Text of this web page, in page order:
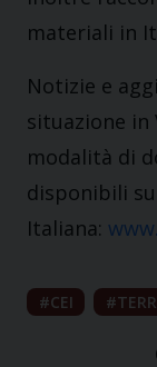
materiali in
Notizie e
situazione in
modalità di
disponibili
Italiana:
CEI